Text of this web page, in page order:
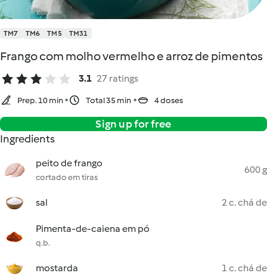
TM7 TM6 TM5 TM31
Frango com molho vermelho e arroz de pimentos
3.1 27 ratings
Prep. 10 min Total 35 min 4 doses
Sign up for free
Ingredients
peito de frango
cortado em tiras
600 g
sal 2 c. chá de
Pimenta-de-caiena em pó
q.b.
mostarda 1 c. chá de